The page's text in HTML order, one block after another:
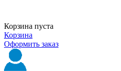
Корзина пуста
Корзина
Оформить заказ